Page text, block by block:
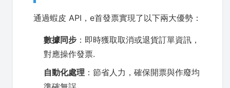
通過蝦皮 API，e首發票實現了以下兩大優勢：
數據同步 ：即時獲取取消或退貨訂單資訊，
對應操作發票.
自動化處理 ：節省人力，確保開票與作廢均